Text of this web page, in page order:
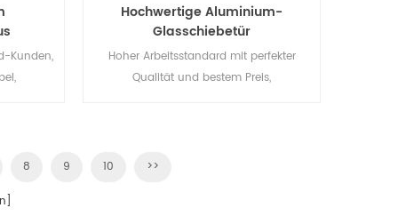
Kunden,
Hochwertige Aluminium-
Glasschiebetür
Hoher Arbeitsstandard mit perfekter
Qualität und bestem Preis,
8 9 10 >>